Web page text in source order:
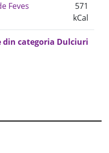
Feves
571
kCal
categoria Dulciuri